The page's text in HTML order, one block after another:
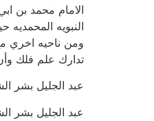
الامام محمد بن
النبويه المحمديه
ومن ناحيه اخري
تدارك علم فلك
عبد الجليل بشر
عبد الجليل بشر